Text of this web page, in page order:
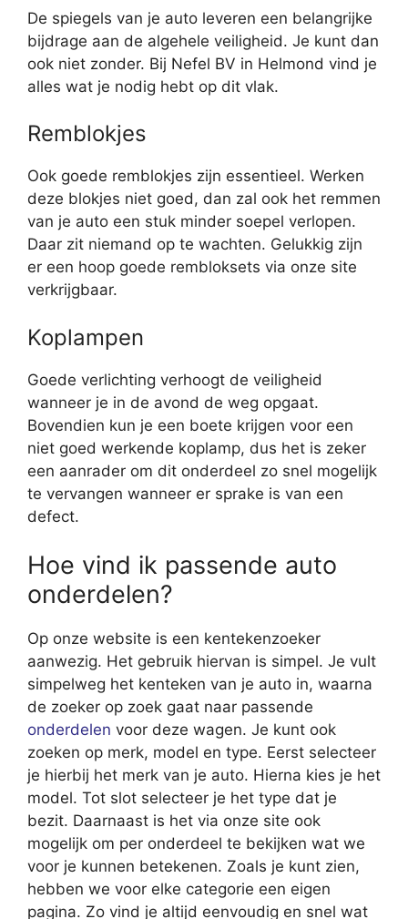
De spiegels van je auto leveren een belangrijke
bijdrage aan de algehele veiligheid. Je kunt dan
ook niet zonder. Bij Nefel BV in Helmond vind je
alles wat je nodig hebt op dit vlak.
Remblokjes
Ook goede remblokjes zijn essentieel. Werken
deze blokjes niet goed, dan zal ook het remmen
van je auto een stuk minder soepel verlopen.
Daar zit niemand op te wachten. Gelukkig zijn
er een hoop goede rembloksets via onze site
verkrijgbaar.
Koplampen
Goede verlichting verhoogt de veiligheid
wanneer je in de avond de weg opgaat.
Bovendien kun je een boete krijgen voor een
niet goed werkende koplamp, dus het is zeker
een aanrader om dit onderdeel zo snel mogelijk
te vervangen wanneer er sprake is van een
defect.
Hoe vind ik passende auto
onderdelen?
Op onze website is een kentekenzoeker
aanwezig. Het gebruik hiervan is simpel. Je vult
simpelweg het kenteken van je auto in, waarna
de zoeker op zoek gaat naar passende
onderdelen voor deze wagen. Je kunt ook
zoeken op merk, model en type. Eerst selecteer
je hierbij het merk van je auto. Hierna kies je het
model. Tot slot selecteer je het type dat je
bezit. Daarnaast is het via onze site ook
mogelijk om per onderdeel te bekijken wat we
voor je kunnen betekenen. Zoals je kunt zien,
hebben we voor elke categorie een eigen
pagina. Zo vind je altijd eenvoudig en snel wat